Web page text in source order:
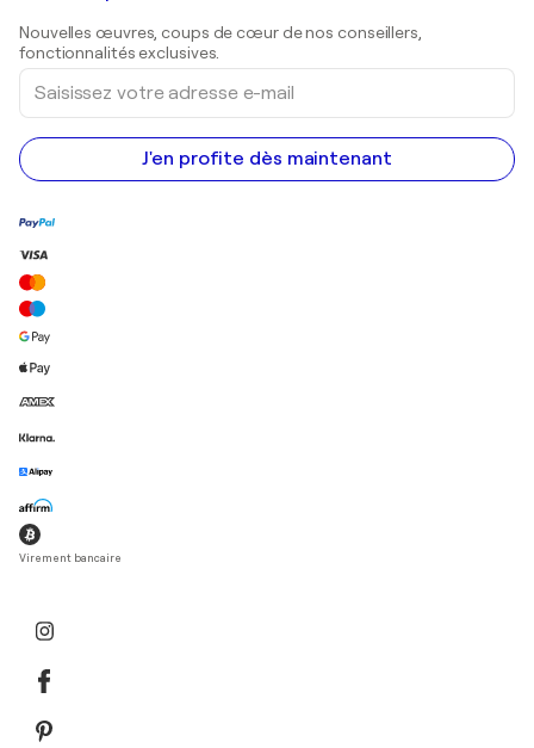
Peintures acryliques
Nouvelles œuvres, coups de cœur de nos conseillers,
fonctionnalités exclusives.
Saisissez
votre
adresse
e-
mail
J'en profite dès maintenant
Virement bancaire